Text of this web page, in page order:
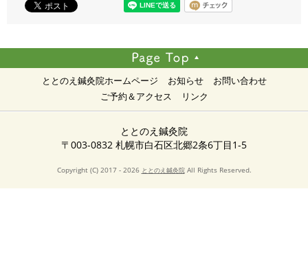
ととのえ鍼灸院ホームページ お知らせ
お問い合わせ
ご予約＆アクセス
リンク
ととのえ鍼灸院
〒003-0832 札幌市白石区北郷2条6丁目1-5
Copyright (C) 2017 - 2026 ととのえ鍼灸院All Rights Reserved.